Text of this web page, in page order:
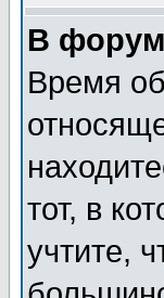
В
Время
тот, в
учтите,